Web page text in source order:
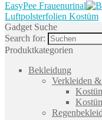
EasyPee Frauenurinal
Luftpolsterfolien Kostüm
Gadget Suche
Search for:
Produktkategorien
Bekleidung
Verkleiden